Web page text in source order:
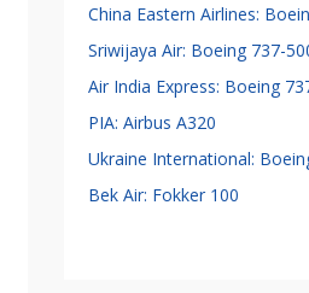
China Eastern Airlines:
Sriwijaya Air: Boeing 737-
Air India Express: Boeing
PIA: Airbus A320
Ukraine International:
Bek Air: Fokker 100